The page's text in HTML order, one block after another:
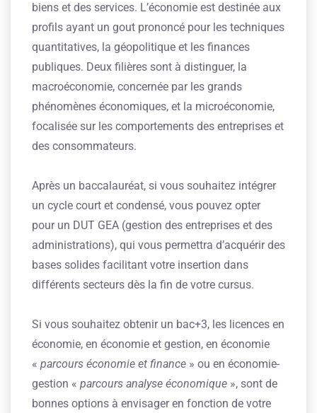
biens et des services. L’économie est destinée aux
profils ayant un gout prononcé pour les techniques
quantitatives, la géopolitique et les finances
publiques. Deux filières sont à distinguer, la
macroéconomie, concernée par les grands
phénomènes économiques, et la microéconomie,
focalisée sur les comportements des entreprises et
des consommateurs.
Après un baccalauréat, si vous souhaitez intégrer
un cycle court et condensé, vous pouvez opter
pour un DUT GEA (gestion des entreprises et des
administrations), qui vous permettra d’acquérir des
bases solides facilitant votre insertion dans
différents secteurs dès la fin de votre cursus.
Si vous souhaitez obtenir un bac+3, les licences en
économie, en économie et gestion, en économie
« parcours économie et finance » ou en économie-
gestion « parcours analyse économique », sont de
bonnes options à envisager en fonction de votre